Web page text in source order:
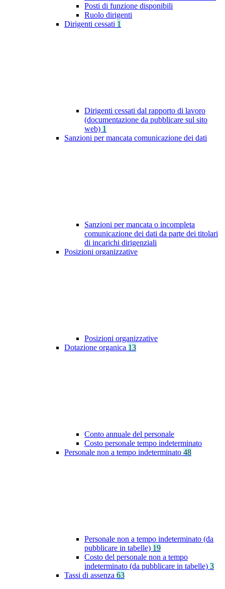
Posti di funzione disponibili
Ruolo dirigenti
Dirigenti cessati 1
Dirigenti cessati dal rapporto di lavoro
(documentazione da pubblicare sul sito
web) 1
Sanzioni per mancata comunicazione dei dati
Sanzioni per mancata o incompleta
comunicazione dei dati da parte dei titolari
di incarichi dirigenziali
Posizioni organizzative
Posizioni organizzative
Dotazione organica 13
Conto annuale del personale
Costo personale tempo indeterminato
Personale non a tempo indeterminato 48
Personale non a tempo indeterminato (da
pubblicare in tabelle) 19
Costo del personale non a tempo
indeterminato (da pubblicare in tabelle) 3
Tassi di assenza 63